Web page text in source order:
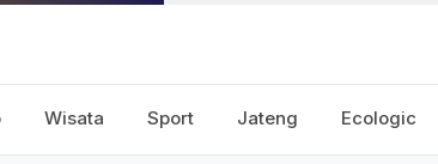
Wisata Sport Jateng Ecologic